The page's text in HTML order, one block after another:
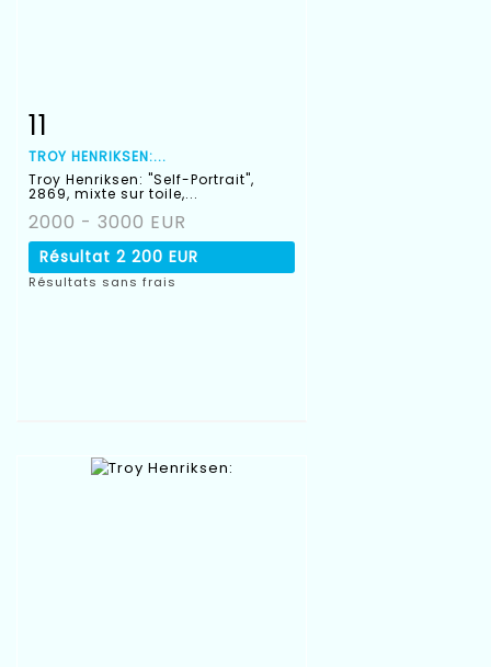
Fiche détaillée
11
TROY HENRIKSEN:...
Troy Henriksen: "Self-Portrait",
2869, mixte sur toile,...
2000 - 3000 EUR
Résultat 2 200 EUR
Résultats sans frais